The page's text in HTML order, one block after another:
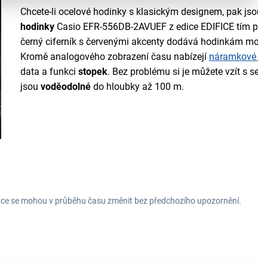
Chcete-li ocelové hodinky s klasickým designem, pak
hodinkyCasio EFR-556DB-2AVUEF z edice EDIFICE
černý ciferník s červenými akcenty dodává hodinkám
Kromě analogového zobrazení času nabízejí
data a funkci stopek. Bez problému si je můžete vzít s
jsou voděodolnédo hloubky až 100 m.
se mohou v průběhu času změnit bez předchozího upozornění.